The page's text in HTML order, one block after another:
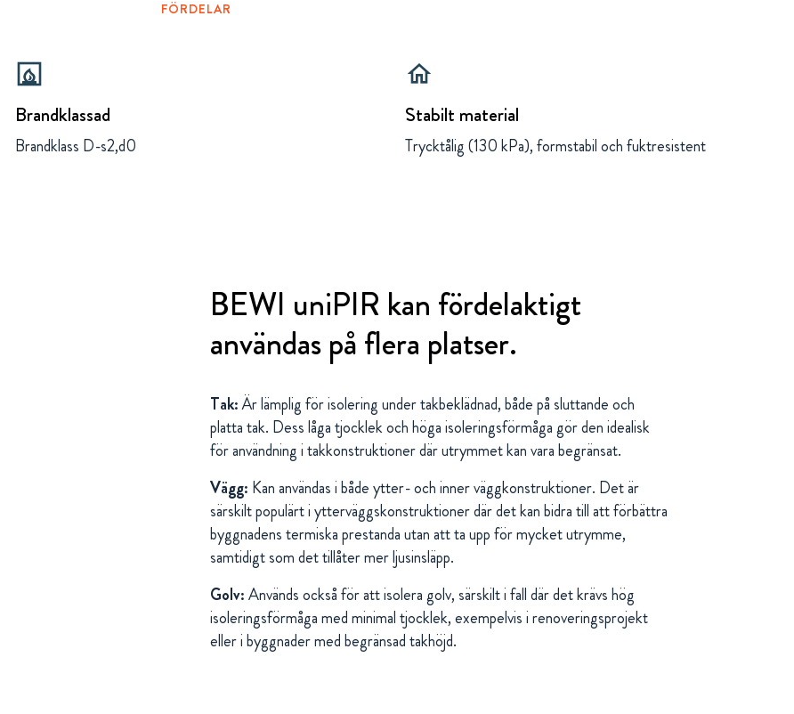
FÖRDELAR
fireplace
Brandklassad
Brandklass D-s2,d0
home
Stabilt material
Trycktålig (130 kPa), formstabil och fuktresistent
BEWI uniPIR kan fördelaktigt
användas på flera platser.
Tak:Är lämplig för isolering under takbeklädnad, både på sluttande och
platta tak. Dess låga tjocklek och höga isoleringsförmåga gör den idealisk
för användning i takkonstruktioner där utrymmet kan vara begränsat.
Vägg: Kan användas i både ytter- och inner väggkonstruktioner. Det är
särskilt populärt i ytterväggskonstruktioner där det kan bidra till att förbättra
byggnadens termiska prestanda utan att ta upp för mycket utrymme,
samtidigt som det tillåter mer ljusinsläpp.
Golv:Används också för att isolera golv, särskilt i fall där det krävs hög
isoleringsförmåga med minimal tjocklek, exempelvis i renoveringsprojekt
eller i byggnader med begränsad takhöjd.